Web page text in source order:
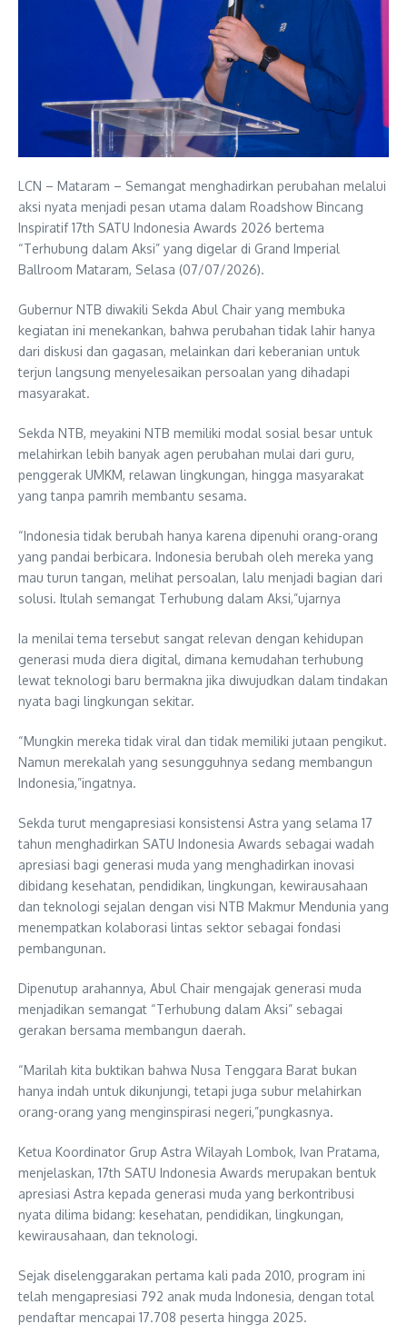
LCN – Mataram – Semangat menghadirkan perubahan melalui
aksi nyata menjadi pesan utama dalam Roadshow Bincang
Inspiratif 17th SATU Indonesia Awards 2026 bertema
“Terhubung dalam Aksi” yang digelar di Grand Imperial
Ballroom Mataram, Selasa (07/07/2026).
Gubernur NTB diwakili Sekda Abul Chair yang membuka
kegiatan ini menekankan, bahwa perubahan tidak lahir hanya
dari diskusi dan gagasan, melainkan dari keberanian untuk
terjun langsung menyelesaikan persoalan yang dihadapi
masyarakat.
Sekda NTB, meyakini NTB memiliki modal sosial besar untuk
melahirkan lebih banyak agen perubahan mulai dari guru,
penggerak UMKM, relawan lingkungan, hingga masyarakat
yang tanpa pamrih membantu sesama.
“Indonesia tidak berubah hanya karena dipenuhi orang-orang
yang pandai berbicara. Indonesia berubah oleh mereka yang
mau turun tangan, melihat persoalan, lalu menjadi bagian dari
solusi. Itulah semangat Terhubung dalam Aksi,”ujarnya
Ia menilai tema tersebut sangat relevan dengan kehidupan
generasi muda diera digital, dimana kemudahan terhubung
lewat teknologi baru bermakna jika diwujudkan dalam tindakan
nyata bagi lingkungan sekitar.
“Mungkin mereka tidak viral dan tidak memiliki jutaan pengikut.
Namun merekalah yang sesungguhnya sedang membangun
Indonesia,”ingatnya.
Sekda turut mengapresiasi konsistensi Astra yang selama 17
tahun menghadirkan SATU Indonesia Awards sebagai wadah
apresiasi bagi generasi muda yang menghadirkan inovasi
dibidang kesehatan, pendidikan, lingkungan, kewirausahaan
dan teknologi sejalan dengan visi NTB Makmur Mendunia yang
menempatkan kolaborasi lintas sektor sebagai fondasi
pembangunan.
Dipenutup arahannya, Abul Chair mengajak generasi muda
menjadikan semangat “Terhubung dalam Aksi” sebagai
gerakan bersama membangun daerah.
“Marilah kita buktikan bahwa Nusa Tenggara Barat bukan
hanya indah untuk dikunjungi, tetapi juga subur melahirkan
orang-orang yang menginspirasi negeri,”pungkasnya.
Ketua Koordinator Grup Astra Wilayah Lombok, Ivan Pratama,
menjelaskan, 17th SATU Indonesia Awards merupakan bentuk
apresiasi Astra kepada generasi muda yang berkontribusi
nyata dilima bidang: kesehatan, pendidikan, lingkungan,
kewirausahaan, dan teknologi.
Sejak diselenggarakan pertama kali pada 2010, program ini
telah mengapresiasi 792 anak muda Indonesia, dengan total
pendaftar mencapai 17.708 peserta hingga 2025.